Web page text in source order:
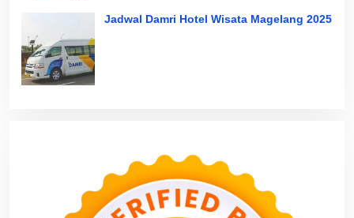
Jadwal Damri Hotel Wisata Magelang 2025